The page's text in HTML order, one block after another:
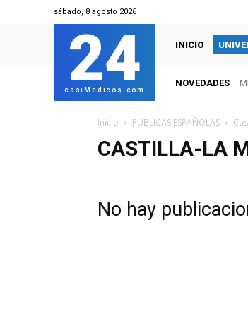
sábado, 8 agosto 2026
24
casiMedicos.com
INICIO
NOVEDADESMIR
Inicio PUBLICAS ESPAÑOLAS
CASTILLA-LA
No hay